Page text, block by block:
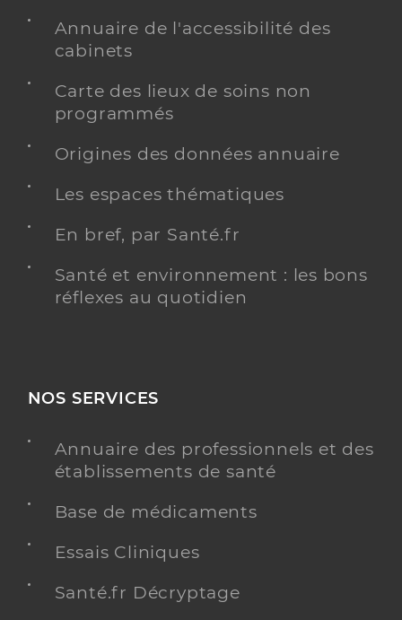
Annuaire de l'accessibilité des
cabinets
Carte des lieux de soins non
programmés
Origines des données annuaire
Les espaces thématiques
En bref, par Santé.fr
Santé et environnement : les bons
réflexes au quotidien
NOS SERVICES
Annuaire des professionnels et des
établissements de santé
Base de médicaments
Essais Cliniques
Santé.fr Décryptage